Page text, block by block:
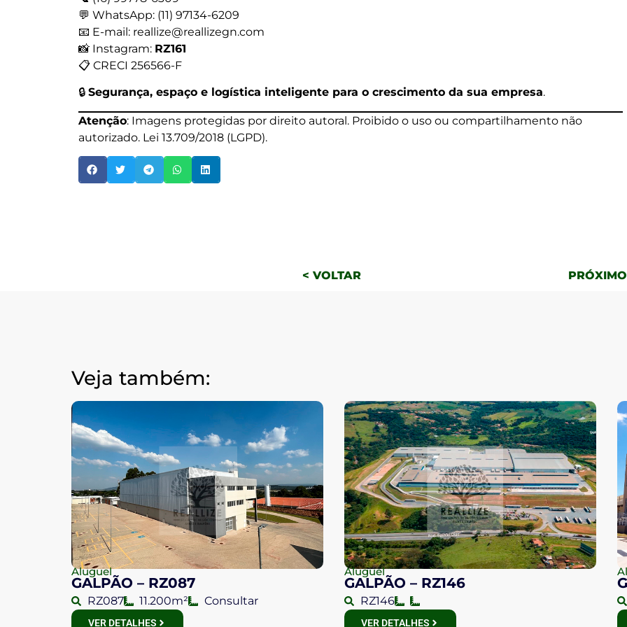
💬 WhatsApp: (11) 97134-6209
📧 E-mail: reallize@reallizegn.com
📸 Instagram: RZ161
📋 CRECI 256566-F
🔒 Segurança, espaço e logística inteligente para o crescimento da sua empresa.
Atenção: Imagens protegidas por direito autoral. Proibido o uso ou compartilhamento não
autorizado. Lei 13.709/2018 (LGPD).
< VOLTAR
Veja também:
Aluguel
GALPÃO – RZ087
RZ087 11.200m² Consultar
VER DETALHES
Aluguel
GALPÃO – RZ146
RZ146
VER DETALHES